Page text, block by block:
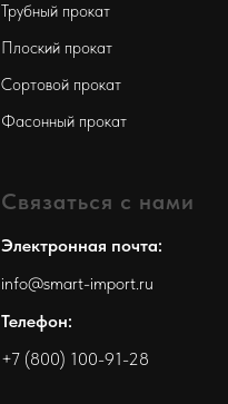
Трубный прокат
Плоский прокат
Сортовой прокат
Фасонный прокат
Связаться с нами
Электронная почта:
info@smart-import.ru
Телефон:
+7 (800) 100-91-28